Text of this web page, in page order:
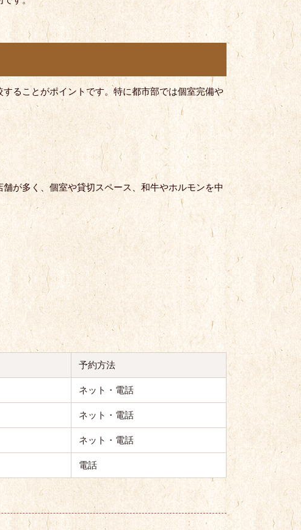
ることがポイントです。特に都市部では個室完備や
が多く、個室や貸切スペース、和牛やホルモンを中
予約方法
ネット・電話
ネット・電話
ネット・電話
電話